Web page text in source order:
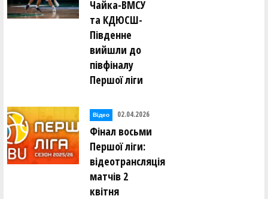
Чайка-ВМСУ
та КДЮСШ-
Південне
вийшли до
півфіналу
Першої ліги
Відео 02.04.2026
Фінал восьми
Першої ліги:
відеотрансляція
матчів 2
квітня